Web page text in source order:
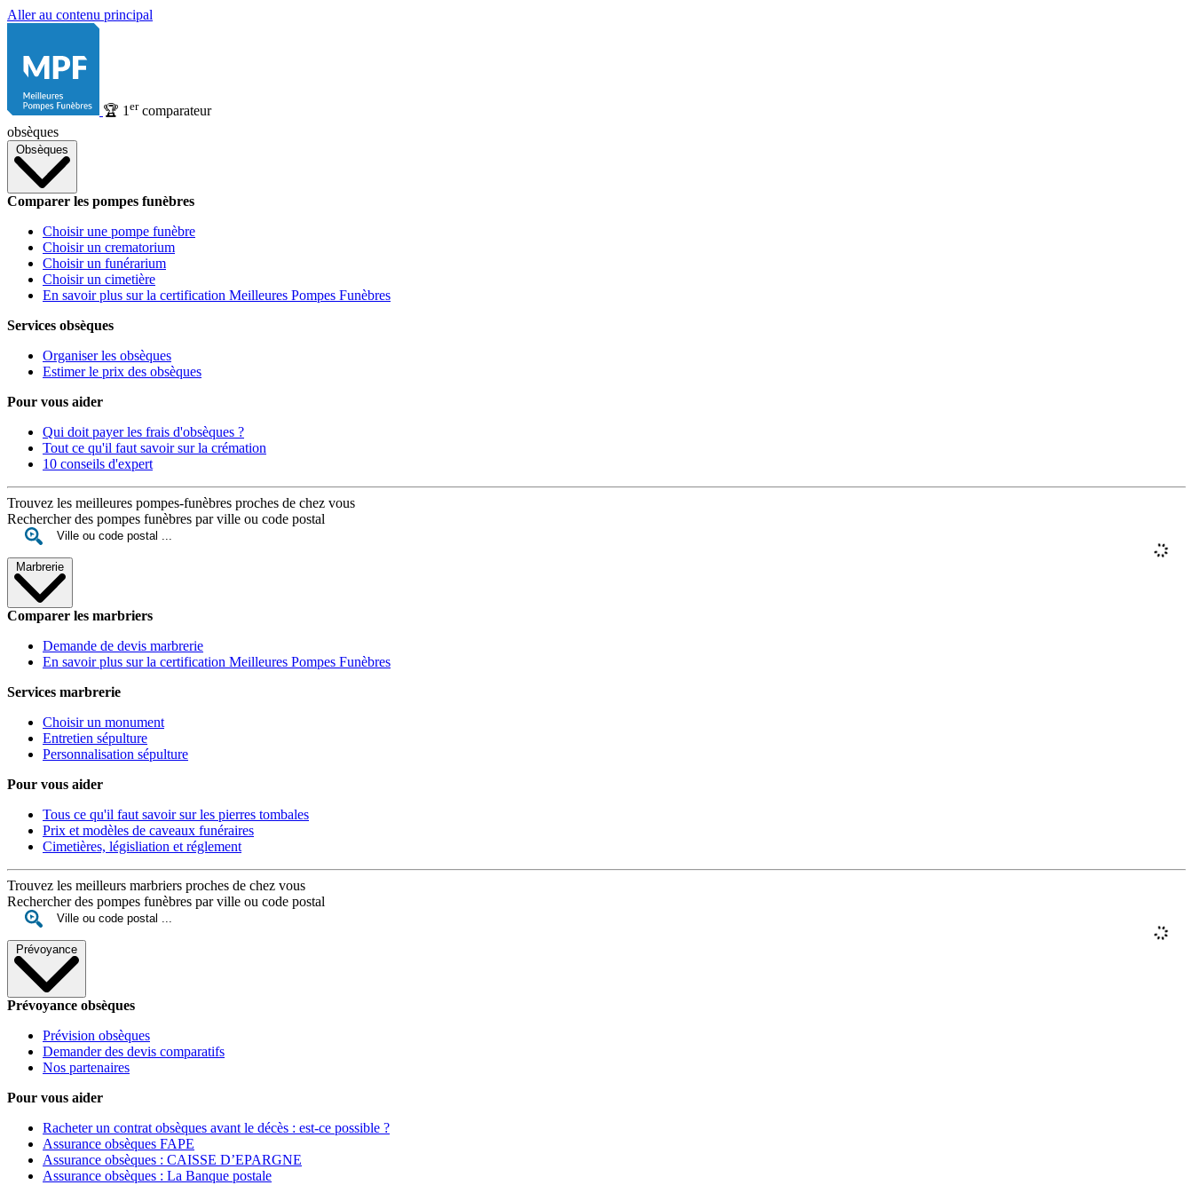
Aller au contenu principal
🏆 1 ercomparateur
obsèques
Obsèques
Comparer les pompes funèbres
Choisir une pompe funèbre
Choisir un crematorium
Choisir un funérarium
Choisir un cimetière
En savoir plus sur la certification Meilleures Pompes Funèbres
Services obsèques
Organiser les obsèques
Estimer le prix des obsèques
Pour vous aider
Qui doit payer les frais d'obsèques ?
Tout ce qu'il faut savoir sur la crémation
10 conseils d'expert
Trouvez les meilleures pompes-funèbres proches de chez vous
Rechercher des pompes funèbres par ville ou code postal
Marbrerie
Comparer les marbriers
Demande de devis marbrerie
En savoir plus sur la certification Meilleures Pompes Funèbres
Services marbrerie
Choisir un monument
Entretien sépulture
Personnalisation sépulture
Pour vous aider
Tous ce qu'il faut savoir sur les pierres tombales
Prix et modèles de caveaux funéraires
Cimetières, législiation et réglement
Trouvez les meilleurs marbriers proches de chez vous
Rechercher des pompes funèbres par ville ou code postal
Prévoyance
Prévoyance obsèques
Prévision obsèques
Demander des devis comparatifs
Nos partenaires
Pour vous aider
Racheter un contrat obsèques avant le décès : est-ce possible ?
Assurance obsèques FAPE
Assurance obsèques : CAISSE D’EPARGNE
Assurance obsèques : La Banque postale